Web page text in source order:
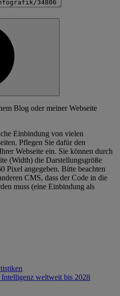
Blog oder meiner Webseite
Einbindung von vielen
Pflegen Sie dafür den
Webseite ein. Sie können durch
(Width) die Darstellungsgröße
Pixel angegeben. Bitte beachten
CMS, dass der Code in die
muss (eine Einbindung als
weltweit bis 2028